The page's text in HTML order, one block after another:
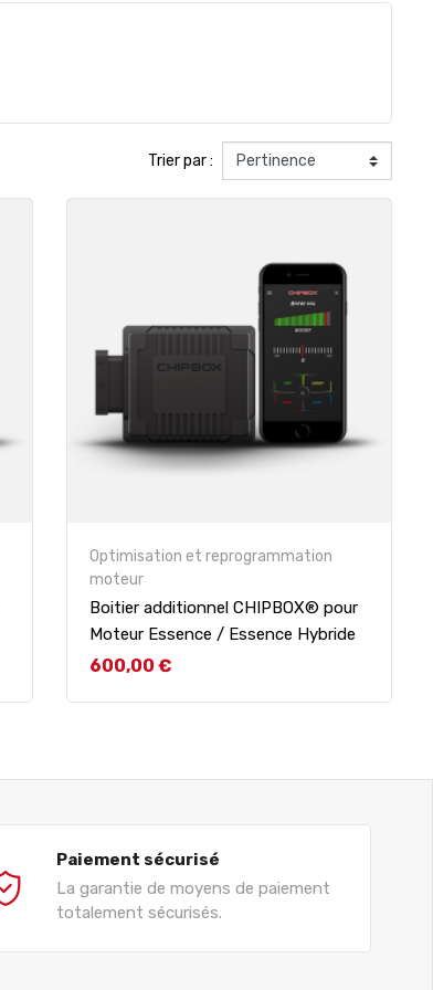
Trier par :
Optimisation et reprogrammation
moteur
Boitier additionnel CHIPBOX® pour
Moteur Essence / Essence Hybride
Prix
600,00 €
Paiement sécurisé
La garantie de moyens de paiement
totalement sécurisés.